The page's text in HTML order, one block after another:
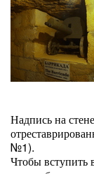
Надпись на
№1).
Чтобы вступить